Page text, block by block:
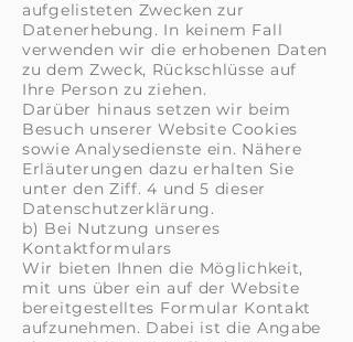
aufgelisteten Zwecken zur
Datenerhebung. In keinem Fall
verwenden wir die erhobenen Daten
zu dem Zweck, Rückschlüsse auf
Ihre Person zu ziehen.
Darüber hinaus setzen wir beim
Besuch unserer Website Cookies
sowie Analysedienste ein. Nähere
Erläuterungen dazu erhalten Sie
unter den Ziff. 4 und 5 dieser
Datenschutzerklärung.
b) Bei Nutzung unseres
Kontaktformulars
Wir bieten Ihnen die Möglichkeit,
mit uns über ein auf der Website
bereitgestelltes Formular Kontakt
aufzunehmen. Dabei ist die Angabe